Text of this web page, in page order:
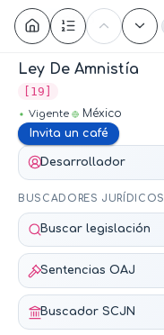
Contenido
Ley De Amnistía
[19]
Vigente
México
Invita un café
Desarrollador
BUSCADORES JURÍDICOS
Buscar legislación
Sentencias OAJ
Buscador SCJN